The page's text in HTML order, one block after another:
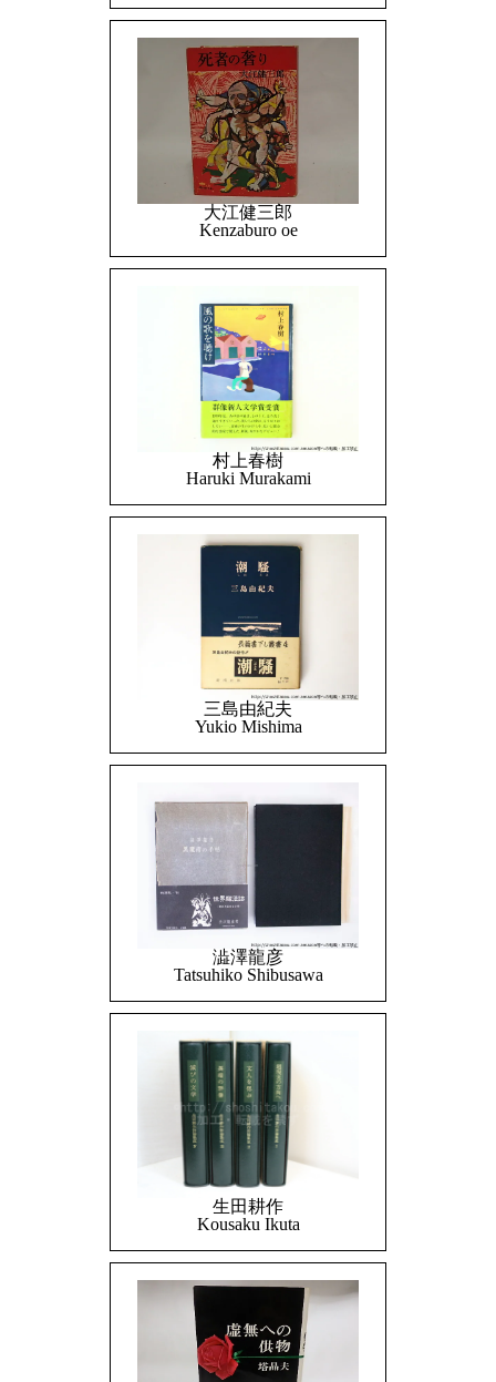
大江健三郎
Kenzaburo oe
村上春樹
Haruki Murakami
三島由紀夫
Yukio Mishima
澁澤龍彦
Tatsuhiko Shibusawa
生田耕作
Kousaku Ikuta